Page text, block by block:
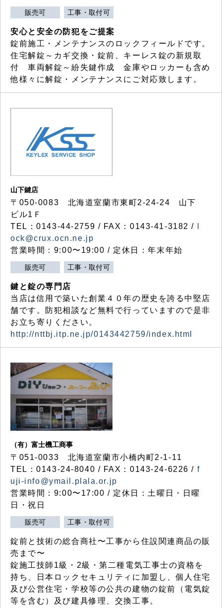
販売可 工事・取付可
安心と安全の防犯をご提案
錠前施工・メンテナンスのロックフィールドです。
住宅解錠～カギ交換・錠前、キーレス錠の新規取
付 車両解錠～紛失鍵作成 金庫やロッカーも含め
他様々に解錠・メンテナンスにご対応致します。
山下鍵店
〒050-0083 北海道室蘭市東町2-24-24 山下
ビル1Ｆ
TEL：0143-44-2759 / FAX：0143-41-3182 /
ock@crux.ocn.ne.jp
営業時間：9:00〜19:00 / 定休日：年末年始
販売可 工事・取付可
鍵と錠の専門店
当店は信用で築いた創業４０年の歴史を誇る中堅店
舗です。防犯相談など無料で行っていますので是非
お立ち寄りください。
http://nttbj.itp.ne.jp/0143442759/index.html
（有）富士機工商事
〒051-0033 北海道室蘭市小橋内町2-1-11
TEL：0143-24-8040 / FAX：0143-24-6226 / f
uji-info@ymail.plala.or.jp
営業時間：9:00〜17:00 / 定休日：土曜日・日曜
日・祝日
販売可 工事・取付可
錠前と技術の総合商社〜工事から住設関連商品の販
売まで〜
錠施工技師1級・2級・第二種電気工事士の資格を
持ち、日本ロックセキュリティに加盟し、個人住宅
及び公営住宅・学校等の公共の建物の錠前（電気錠
等を含む）及び建具修理、交換工事。